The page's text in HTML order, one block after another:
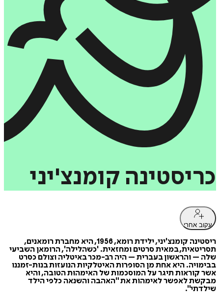
כריסטינה קומנצ'יני
עקוב אחרי
ריסטינה קומנצ'יני, ילידת רומא, 1956, היא מחברת רומאנים,
תסריטאית, במאית סרטים ומחזאית. 'כשהלילה', הרומאן השביעי
שלה – והראשון בעברית – היה רב-מכר באיטליה וצולם כסרט
בבימויה. היא אחת מן הסופרות האיטלקיות הנועזות בנות-זמננו
אשר קוראות תיגר על המוסכמות של האימהוּת הטובה, והיא
מבקשת לאפשר לאימהוֹת את "האהבה והשנאה כלפי הילד
שילדתי".